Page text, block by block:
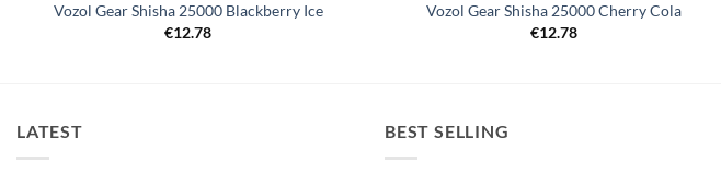
Vozol Gear Shisha 25000 Blackberry Ice
€12.78
Vozol Gear Shisha 25000 Cherry Cola
€12.78
LATEST BEST SELLING